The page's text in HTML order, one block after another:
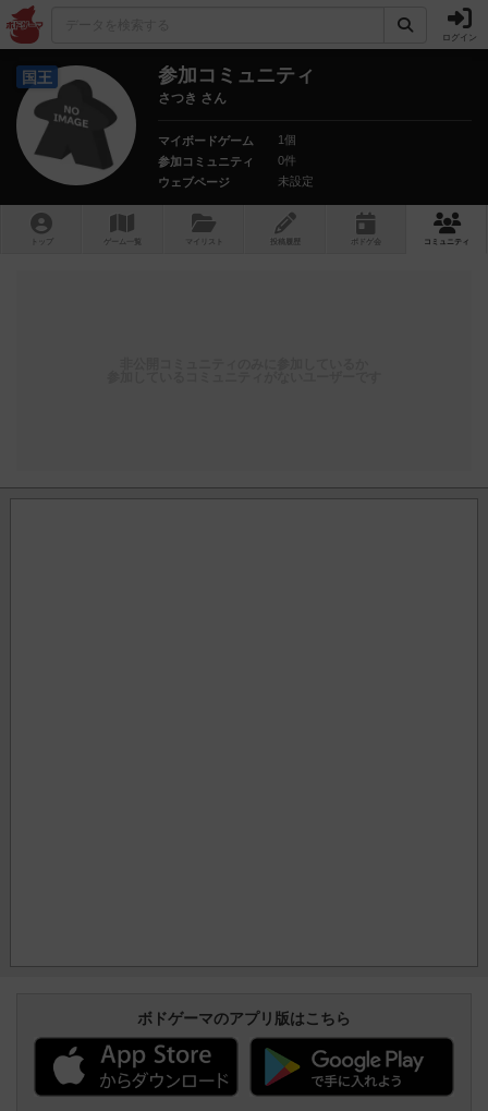
ログイン
国王 参加コミュニティ
さつき さん
マイボードゲーム
1個
参加コミュニティ
0件
ウェブページ
未設定
トップ ゲーム一覧 マイリスト 投稿履歴 ボ ドゲ コミュニティ
ボドゲーマのアプリ版はこちら